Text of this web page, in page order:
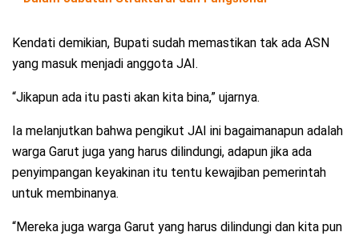
Kendati demikian, Bupati sudah memastikan tak ada ASN
yang masuk menjadi anggota JAI.
“Jikapun ada itu pasti akan kita bina,” ujarnya.
Ia melanjutkan bahwa pengikut JAI ini bagaimanapun adalah
warga Garut juga yang harus dilindungi, adapun jika ada
penyimpangan keyakinan itu tentu kewajiban pemerintah
untuk membinanya.
“Mereka juga warga Garut yang harus dilindungi dan kita pun